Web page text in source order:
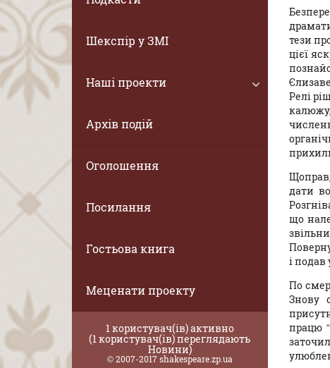
Шекспір у ЗМІ
Наші проекти
Архів подій
Оголошення
Посилання
Гостьова книга
Меценати проекту
1 користувач(ів) активно
(1 користувач(ів) переглядають
Новини)
© 2007-2017 shakespeare.zp.ua
тези
цієї
Релі
дати
що
і подав
По
Знову
працю